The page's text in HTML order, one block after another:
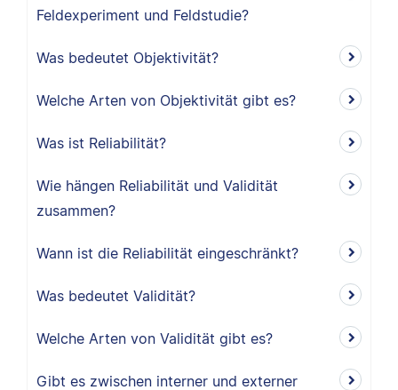
Feldexperiment und Feldstudie?
Was bedeutet Objektivität?
Welche Arten von Objektivität gibt es?
Was ist Reliabilität?
Wie hängen Reliabilität und Validität
zusammen?
Wann ist die Reliabilität eingeschränkt?
Was bedeutet Validität?
Welche Arten von Validität gibt es?
Gibt es zwischen interner und externer